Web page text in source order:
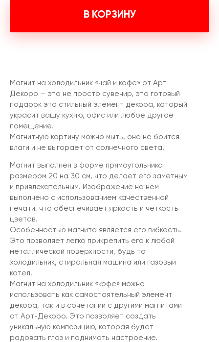
В КОРЗИНУ
Магнит на холодильник «чай и кофе» от Арт-
Декоро — это не просто сувенир, это готовый
подарок это стильный элемент декора, который
украсит вашу кухню, офис или любое другое
помещение.
Магнитную картину можно мыть, она не боится
влаги и не выгорает от солнечного света.
Магнит выполнен в форме прямоугольника
размером 20 на 30 см, что делает его заметным
и привлекательным. Изображение на нем
выполнено с использованием качественной
печати, что обеспечивает яркость и четкость
цветов.
Особенностью магнита является его гибкость.
Это позволяет легко прикрепить его к любой
металлической поверхности, будь то
холодильник, стиральная машина или газовый
котел.
Магнит на холодильник «кофе» можно
использовать как самостоятельный элемент
декора, так и в сочетании с другими магнитами
от Арт-Декоро. Это позволяет создать
уникальную композицию, которая будет
радовать глаз и поднимать настроение.